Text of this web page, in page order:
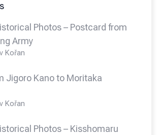
Photos – Postcard from
Army
Kořan
Jigoro Kano to Moritaka
Kořan
Photos – Kisshomaru